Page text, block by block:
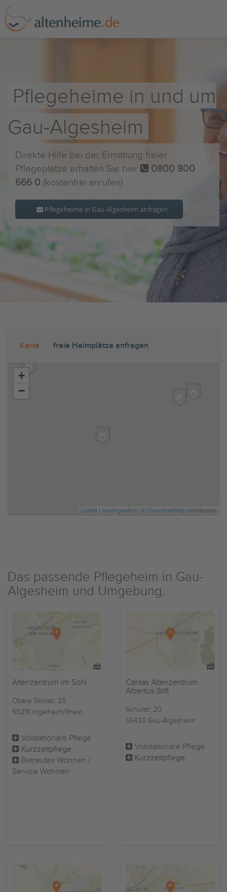
Pflegeheime in und um
Gau-Algesheim
Direkte Hilfe bei der Ermittlung freier
Pflegeplätze erhalten Sie hier
0800 800
666 0 (kostenfrei anrufen)
Pflegeheime in Gau-Algesheim anfragen
Karte freie Heimplätze anfragen
+
−
Leaflet | meetingswitch | ©OpenStreetMapcontributors
Das passende Pflegeheim in Gau-
Algesheim und Umgebung.
Altenzentrum Im Sohl
Obere Sohlstr. 25
55218 Ingelheim/Rhein
Vollstationäre Pflege
Kurzzeitpflege
Betreutes Wohnen /
Service Wohnen
Caritas Altenzentrum
Albertus-Stift
Schulstr. 20
55435 Gau-Algesheim
Vollstationäre Pflege
Kurzzeitpflege